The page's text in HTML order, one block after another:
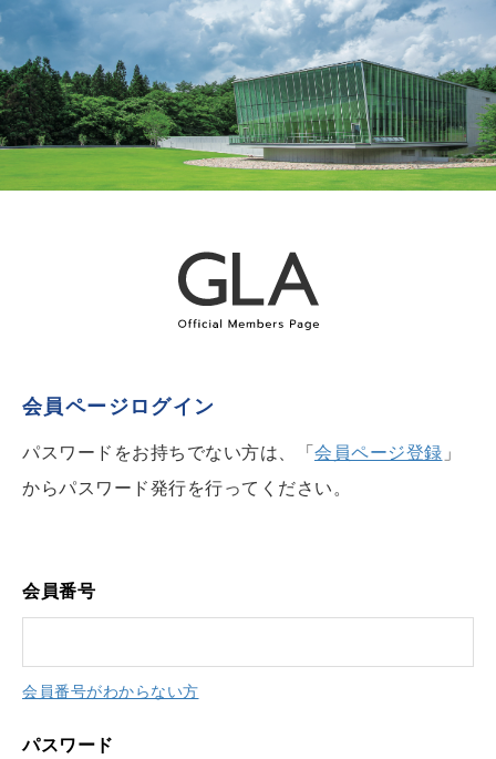
会員ページログイン
パスワードをお持ちでない方は、「 会員ページ登録 」
からパスワード発行を行ってください。
会員番号
会員番号がわからない方
パスワード